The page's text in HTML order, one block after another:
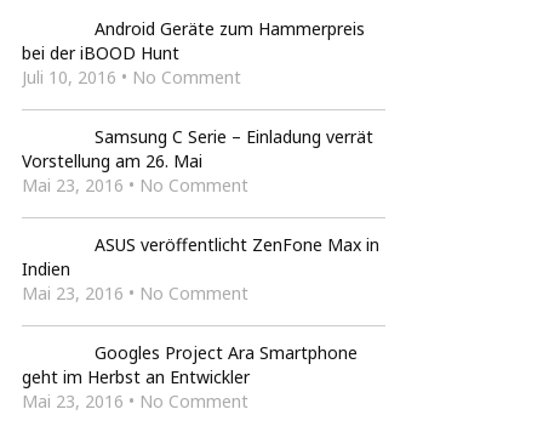
Android Geräte zum Hammerpreis
bei der iBOOD Hunt
Juli 10, 2016 • No Comment
Samsung C Serie – Einladung verrät
Vorstellung am 26. Mai
Mai 23, 2016 • No Comment
ASUS veröffentlicht ZenFone Max in
Indien
Mai 23, 2016 • No Comment
Googles Project Ara Smartphone
geht im Herbst an Entwickler
Mai 23, 2016 • No Comment